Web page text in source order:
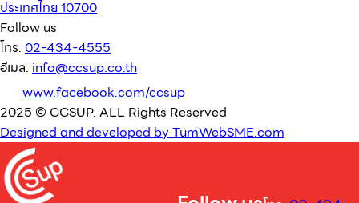
ประเทศไทย 10700
Follow us
โทร: 02-434-4555
อีเมล: info@ccsup.co.th
www.facebook.com/ccsup
2025 © CCSUP. ALL Rights Reserved
Designed and developed by TumWebSME.com